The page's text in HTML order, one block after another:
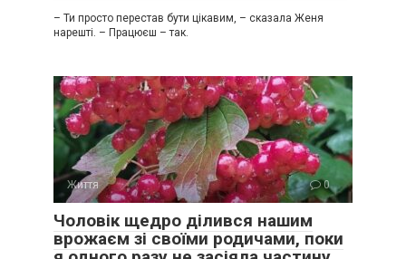
– Ти просто перестав бути цікавим, – сказала Женя
нарешті. – Працюєш – так.
Життя 0
Чоловік щедро ділився нашим
врожаєм зі своїми родичами, поки